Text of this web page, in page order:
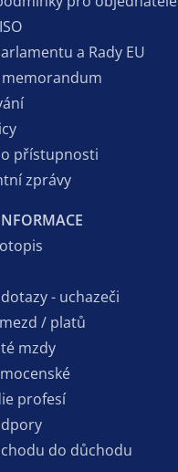
a Rady EU
přístupnosti
zprávy
- uchazeči
/ platů
mzdy
profesí
do důchodu